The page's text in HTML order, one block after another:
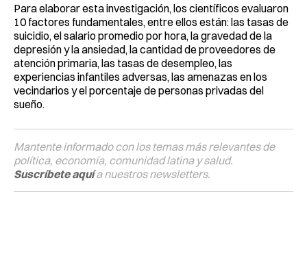
Para elaborar esta investigación, los científicos evaluaron
10 factores fundamentales, entre ellos están: las tasas de
suicidio, el salario promedio por hora, la gravedad de la
depresión y la ansiedad, la cantidad de proveedores de
atención primaria, las tasas de desempleo, las
experiencias infantiles adversas, las amenazas en los
vecindarios y el porcentaje de personas privadas del
sueño.
Mantente informado con los temas más relevantes de
política, economía, comunidad latina y salud.
Suscríbete aquía nuestros newsletters.